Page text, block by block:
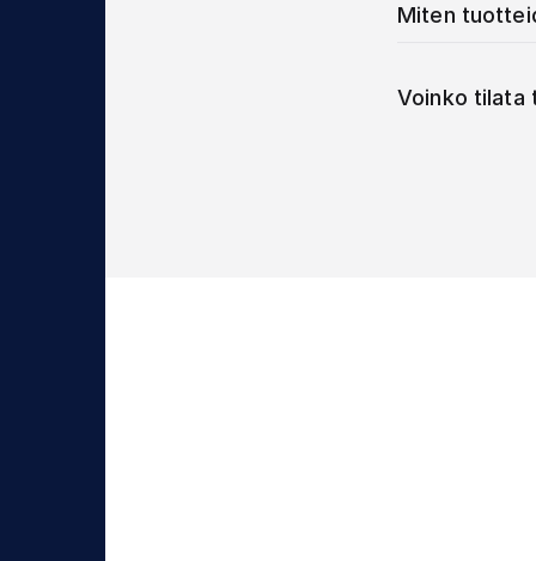
Miten
Voinko tilata